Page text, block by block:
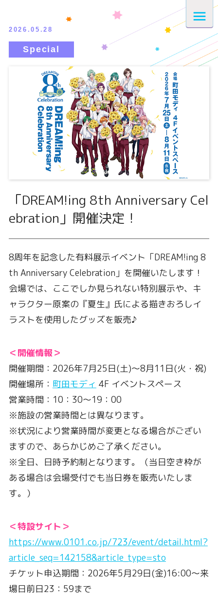
2026.05.28
「DREAM!ing 8th Anniversary Cel
ebration」開催決定！
8周年を記念した有料展示イベント「DREAM!ing 8
th Anniversary Celebration」を開催いたします！
会場では、ここでしか見られない特別展示や、キ
ャラクター原案の『夏生』氏による描きおろしイ
ラストを使用したグッズを販売♪
＜開催情報＞
開催期間：2026年7月25日(土)〜8月11日(火・祝)
開催場所： 町田モディ 4F イベントスペース
営業時間：10：30～19：00
※施設の営業時間とは異なります。
※状況により営業時間が変更となる場合がござい
ますので、あらかじめご了承ください。
※全日、日時予約制となります。（当日空き枠が
ある場合は会場受付でも当日券を販売いたしま
す。）
＜特設サイト＞
https://www.0101.co.jp/723/event/detail.html?
article_seq=142158&article_type=sto
チケット申込期間：2026年5月29日(金)16:00～来
場日前日23：59まで